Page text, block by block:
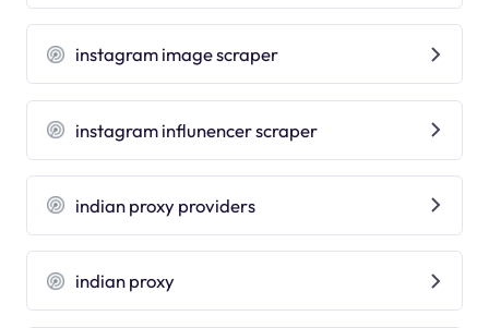
instagram image scraper
instagram influnencer scraper
indian proxy providers
indian proxy